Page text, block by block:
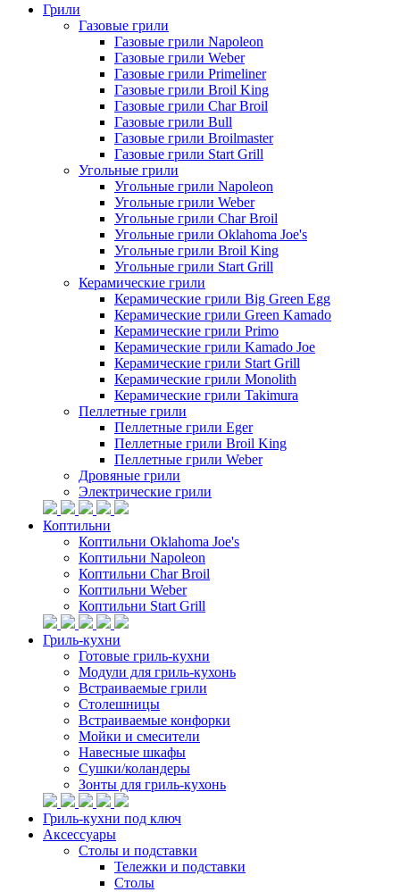
Грили
Газовые грили
Газовые грили Napoleon
Газовые грили Weber
Газовые грили Primeliner
Газовые грили Broil King
Газовые грили Char Broil
Газовые грили Bull
Газовые грили Broilmaster
Газовые грили Start Grill
Угольные грили
Угольные грили Napoleon
Угольные грили Weber
Угольные грили Char Broil
Угольные грили Oklahoma Joe's
Угольные грили Broil King
Угольные грили Start Grill
Керамические грили
Керамические грили Big Green Egg
Керамические грили Green Kamado
Керамические грили Primo
Керамические грили Kamado Joe
Керамические грили Start Grill
Керамические грили Monolith
Керамические грили Takimura
Пеллетные грили
Пеллетные грили Eger
Пеллетные грили Broil King
Пеллетные грили Weber
Дровяные грили
Электрические грили
Коптильни
Коптильни Oklahoma Joe's
Коптильни Napoleon
Коптильни Char Broil
Коптильни Weber
Коптильни Start Grill
Гриль-кухни
Готовые гриль-кухни
Модули для гриль-кухонь
Встраиваемые грили
Столешницы
Встраиваемые конфорки
Мойки и смесители
Навесные шкафы
Сушки/коландеры
Зонты для гриль-кухонь
Гриль-кухни под ключ
Аксессуары
Столы и подставки
Тележки и подставки
Столы